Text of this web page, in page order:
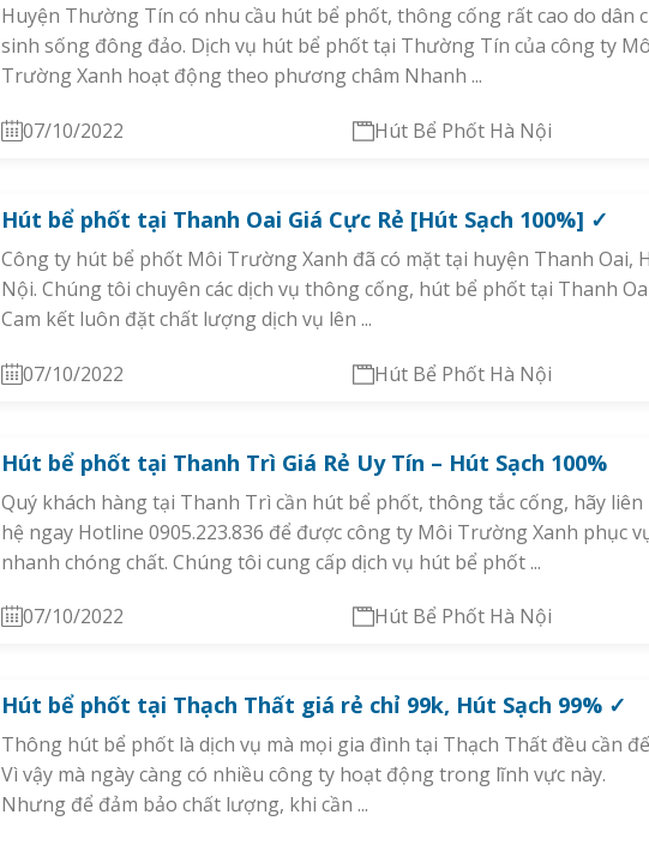
Huyện Thường Tín có nhu cầu hút bể phốt, thông cống rất cao do dân
sinh sống đông đảo. Dịch vụ hút bể phốt tại Thường Tín của công ty
Trường Xanh hoạt động theo phương châm Nhanh ...
07/10/2022 Hút Bể Phốt Hà Nội
Hút bể phốt tại Thanh Oai Giá Cực Rẻ [Hút Sạch 100%] ✓
Công ty hút bể phốt Môi Trường Xanh đã có mặt tại huyện Thanh Oai,
Nội. Chúng tôi chuyên các dịch vụ thông cống, hút bể phốt tại Thanh
Cam kết luôn đặt chất lượng dịch vụ lên ...
07/10/2022 Hút Bể Phốt Hà Nội
Hút bể phốt tại Thanh Trì Giá Rẻ Uy Tín – Hút Sạch 100%
Quý khách hàng tại Thanh Trì cần hút bể phốt, thông tắc cống, hãy liên
hệ ngay Hotline 0905.223.836 để được công ty Môi Trường Xanh phục
nhanh chóng chất. Chúng tôi cung cấp dịch vụ hút bể phốt ...
07/10/2022 Hút Bể Phốt Hà Nội
Hút bể phốt tại Thạch Thất giá rẻ chỉ 99k, Hút Sạch 99% ✓
Thông hút bể phốt là dịch vụ mà mọi gia đình tại Thạch Thất đều cần
Vì vậy mà ngày càng có nhiều công ty hoạt động trong lĩnh vực này.
Nhưng để đảm bảo chất lượng, khi cần ...